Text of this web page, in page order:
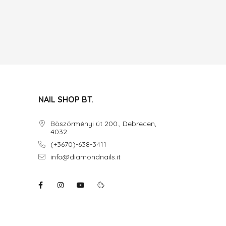
NAIL SHOP BT.
Böszörményi út 200., Debrecen,
4032
(+3670)-638-3411
info@diamondnails.it